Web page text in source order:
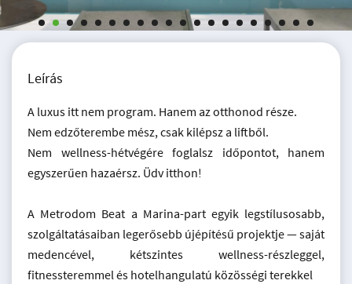
Leírás
A luxus itt nem program. Hanem az otthonod része.
Nem edzőterembe mész, csak kilépsz a liftből.
Nem wellness-hétvégére foglalsz időpontot, hanem
egyszerűen hazaérsz. Üdv itthon!
A Metrodom Beat a Marina-part egyik legstílusosabb,
szolgáltatásaiban legerősebb újépítésű projektje — saját
medencével, kétszintes wellness-részleggel,
fitnessteremmel és hotelhangulatú közösségi terekkel